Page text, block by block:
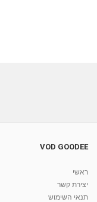
VOD GOODEE
ראשי
יצירת קשר
תנאי השימוש